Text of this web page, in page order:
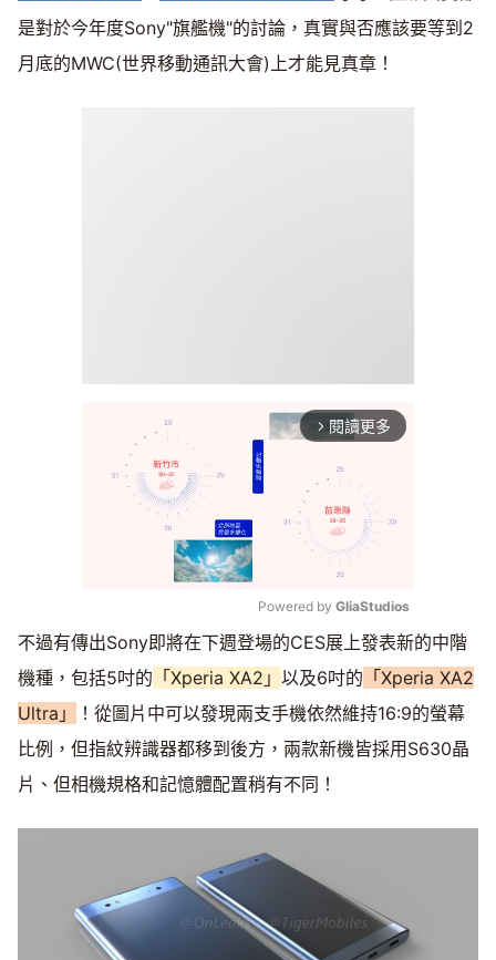
是對於今年度Sony"旗艦機"的討論，真實與否應該要等到2
月底的MWC(世界移動通訊大會)上才能見真章！
arrow_forward_ios 閱讀更多
Mute
Powered by GliaStudios
不過有傳出Sony即將在下週登場的CES展上發表新的中階
機種，包括5吋的 「Xperia XA2」 以及6吋的 「Xperia XA2
Ultra」
！從圖片中可以發現兩支手機依然維持16:9的螢幕
比例，但指紋辨識器都移到後方，兩款新機皆採用S630晶
片、但相機規格和記憶體配置稍有不同！